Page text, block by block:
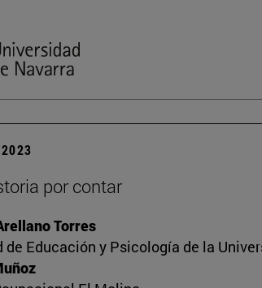
por contar
Torres
de Educación y Psicología de la